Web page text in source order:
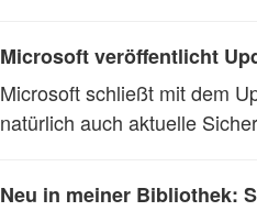
Microsoft veröffentlicht
Microsoft schließt mit dem
natürlich auch aktuelle
Neu in meiner Bibliothek: